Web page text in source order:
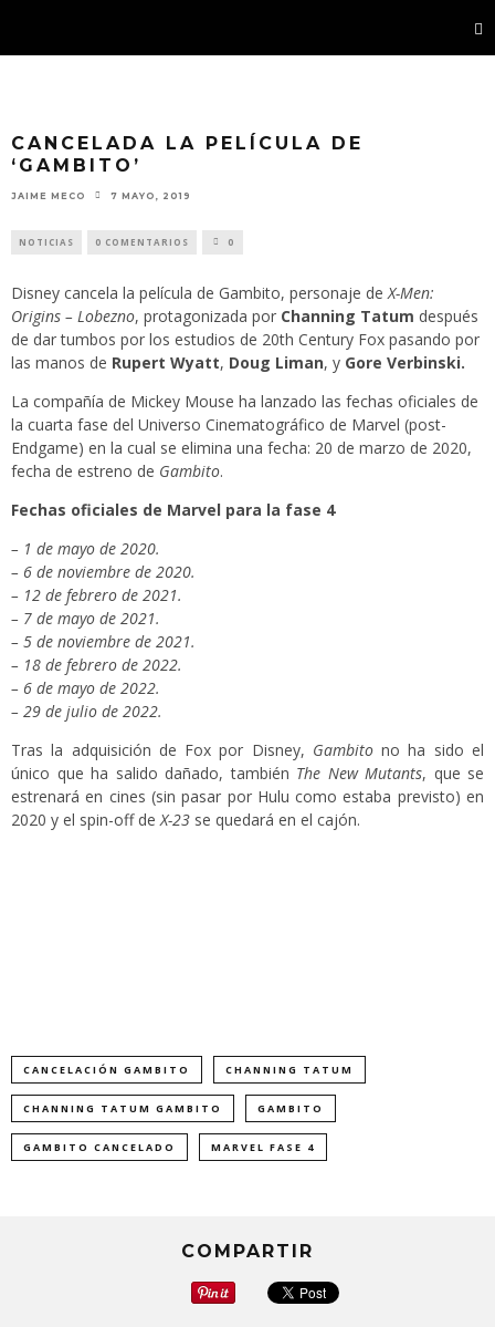
CANCELADA LA PELÍCULA DE
‘GAMBITO’
JAIME MECO 7 MAYO, 2019
NOTICIAS 0 COMENTARIOS 0
Disney cancela la película de Gambito, personaje de X-Men:
Origins – Lobezno, protagonizada por Channing Tatum después
de dar tumbos por los estudios de 20th Century Fox pasando por
las manos de Rupert Wyatt, Doug Liman, y Gore Verbinski.
La compañía de Mickey Mouse ha lanzado las fechas oficiales de
la cuarta fase del Universo Cinematográfico de Marvel (post-
Endgame) en la cual se elimina una fecha: 20 de marzo de 2020,
fecha de estreno de Gambito.
Fechas oficiales de Marvel para la fase 4
– 1 de mayo de 2020.
– 6 de noviembre de 2020.
– 12 de febrero de 2021.
– 7 de mayo de 2021.
– 5 de noviembre de 2021.
– 18 de febrero de 2022.
– 6 de mayo de 2022.
– 29 de julio de 2022.
Tras la adquisición de Fox por Disney, Gambitono ha sido el
único que ha salido dañado, también The New Mutants, que se
estrenará en cines (sin pasar por Hulu como estaba previsto) en
2020 y el spin-off de X-23 se quedará en el cajón.
CANCELACIÓN GAMBITO CHANNING TATUM
CHANNING TATUM GAMBITO GAMBITO
GAMBITO CANCELADO MARVEL FASE 4
COMPARTIR